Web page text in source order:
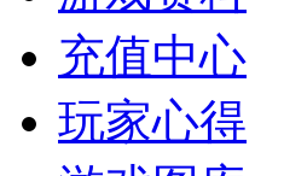
充值中心
玩家心得